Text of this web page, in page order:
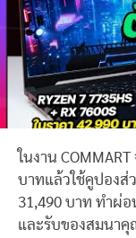
ในงาน
บาทแล้วใช้คูปองส่
31,490 บาท ทำผ่
และรับของสมนาคุ